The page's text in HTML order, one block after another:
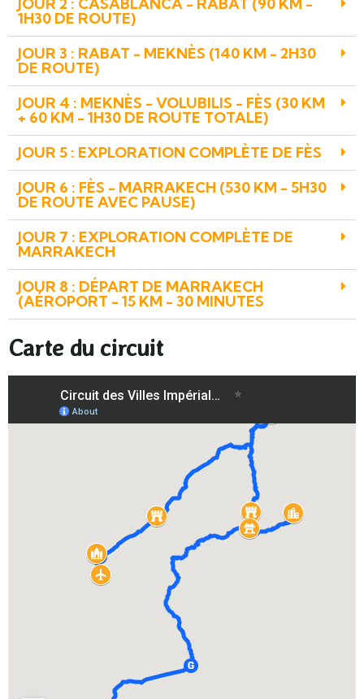
1H30 DE ROUTE)
JOUR 3 : RABAT - MEKNÈS (140 KM - 2H30
DE ROUTE)
JOUR 4 : MEKNÈS - VOLUBILIS - FÈS (30 KM
+ 60 KM - 1H30 DE ROUTE TOTALE)
JOUR 5 : EXPLORATION COMPLÈTE DE FÈS
JOUR 6 : FÈS - MARRAKECH (530 KM - 5H30
DE ROUTE AVEC PAUSE)
JOUR 7 : EXPLORATION COMPLÈTE DE
MARRAKECH
JOUR 8 : DÉPART DE MARRAKECH
(AÉROPORT - 15 KM - 30 MINUTES
Carte du circuit